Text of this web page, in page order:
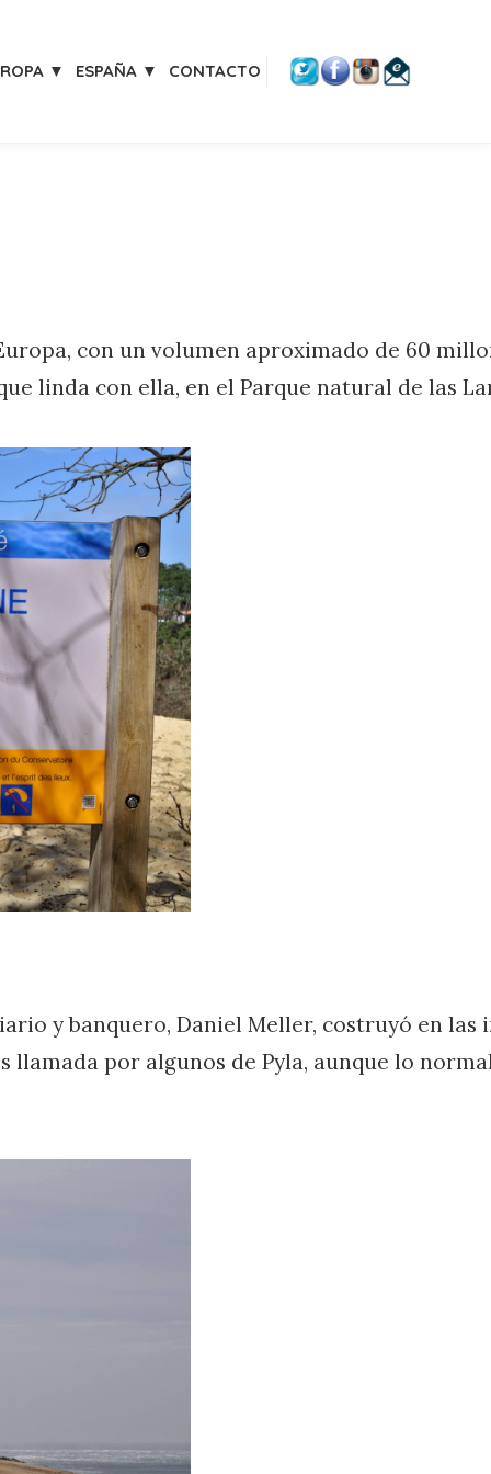
▼ ESPAÑA ▼ CONTACTO
con un volumen aproximado de 60
linda con ella, en el Parque natural de las
y banquero, Daniel Meller, costruyó en las
por algunos de Pyla, aunque lo